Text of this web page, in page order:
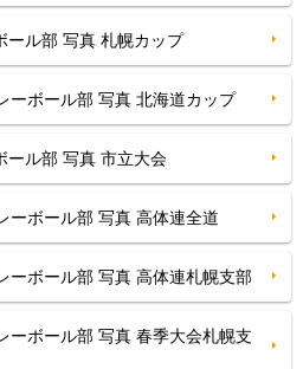
ール部 写真 札幌カップ
ーボール部 写真 北海道カップ
ール部 写真 市立大会
ーボール部 写真 高体連全道
ーボール部 写真 高体連札幌支部
ーボール部 写真 春季大会札幌支